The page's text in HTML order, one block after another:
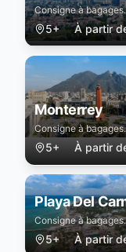
Consigne à bagages
sécurisée à
5+ À partir
Monterrey
Consigne à bagages
sécurisée à
5+ À partir
Playa Del
Consigne à bagages
sécurisée à Playa
Carmen
5+ À partir